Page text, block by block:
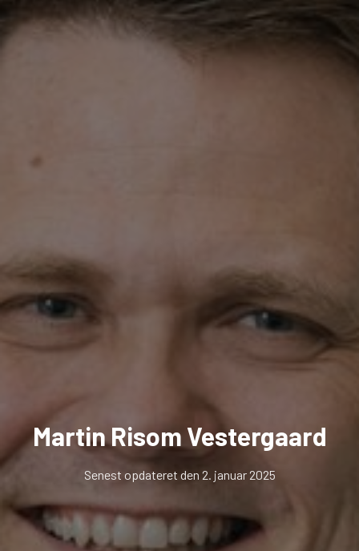
Martin Risom Vestergaard
Senest opdateret den 2. januar 2025